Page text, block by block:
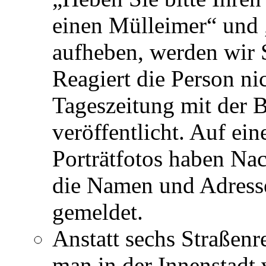
einen Mülleimer“
aufheben, werden wir
Reagiert die Person
Tageszeitung mit der
veröffentlicht. Auf
Porträtfotos haben
die Namen und
gemeldet.
Anstatt sechs